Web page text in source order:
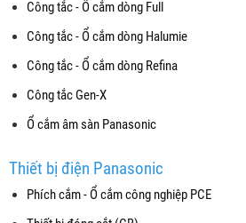
Công tắc - Ổ cắm dòng Full
Công tắc - Ổ cắm dòng Halumie
Công tắc - Ổ cắm dòng Refina
Công tắc Gen-X
Ổ cắm âm sàn Panasonic
Thiết bị điện Panasonic
Phích cắm - Ổ cắm công nghiệp PCE